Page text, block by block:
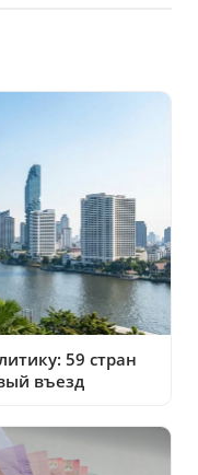
59 стран
въезд